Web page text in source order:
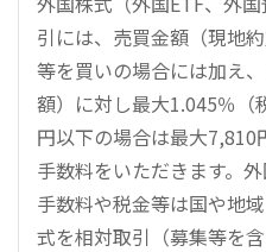
引には、売買金額（現地
等を買いの場合には加え
額）に対し最大1.045％（
円以下の場合は最大7,810
手数料をいただきます。
手数料や税金等は国や地
式を相対取引（募集等を